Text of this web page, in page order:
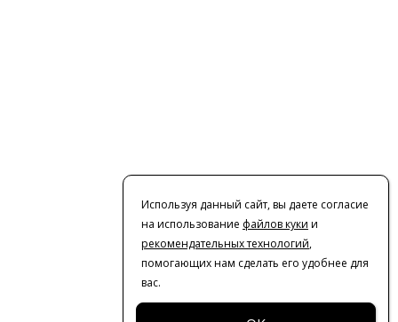
Используя данный сайт, вы даете согласие
на использование файлов куки и
рекомендательных технологий,
помогающих нам сделать его удобнее для
вас.